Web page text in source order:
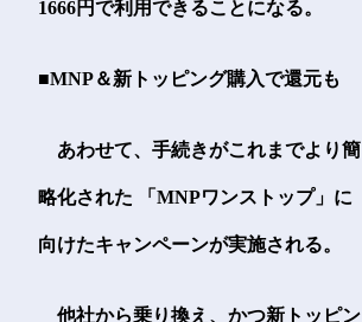
1666円で利用できることになる。
■MNP＆新トッピング購入で還元も
あわせて、手続きがこれまでより簡
略化された 「MNPワンストップ」に
向けたキャンペーンが実施される。
他社から乗り換え、かつ新トッピン